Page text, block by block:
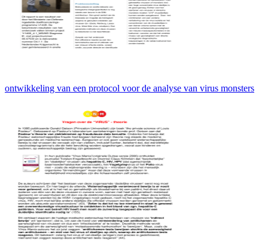
ontwikkeling van een protocol voor de analyse van virus monsters